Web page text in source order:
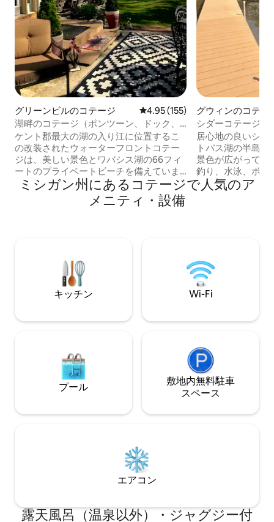
グリーンビルのコテージ レビュー155件、5つ星中4.95つ
4.95 (155)
湖畔のコテージ（ポンツーン、ドック、
パドルボート付き）
ケント郡最大の湖の入り江に位置するこ
の改装されたウォーターフロントコテー
ジは、美しい景色とワバシス湖の66フィ
ートのプライベートビーチを備えていま
す。 スワンコテージには、18フィートの
ポンツーン、カヤック2台、パドルボー
ト、ドック（天気が良ければ5月から10
だし、ケーブル付きのスパイラルグラウ
ンドステークをご用意しております。ま
た、予約時の合計料金には1回限りのペッ
ト料金が含まれています。
グウィンのコテー
シダーコテージ•
湖畔
居心地の良いシダ
トバス湖の半島
景色が広がっています。 玄関
釣り、水泳、ボー
ュー、スノーモー
ラックスして過ご
イルがあります。
年間を通じての究
らく滞在して、心
ミシガン州にあるコテージで人気のア
メニティ・設備
キッチン Wi-Fi
プール
敷地内無料駐⁠車
ス⁠ペ⁠ー⁠ス
エアコン
露天風呂（温泉以外）・ジャグジー付